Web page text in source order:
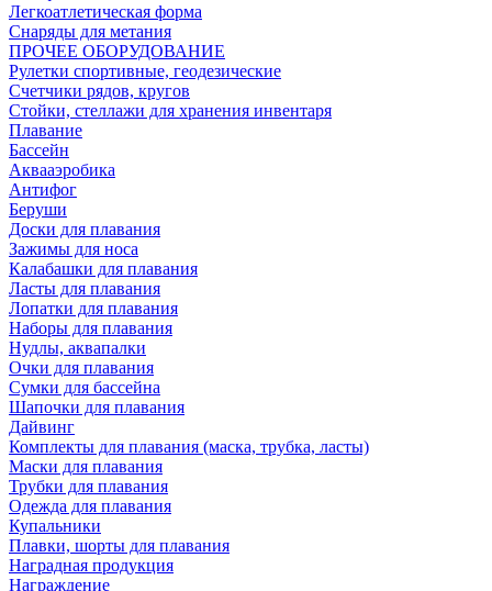
Легкоатлетическая форма
Снаряды для метания
ПРОЧЕЕ ОБОРУДОВАНИЕ
Рулетки спортивные, геодезические
Счетчики рядов, кругов
Стойки, стеллажи для хранения инвентаря
Плавание
Бассейн
Аквааэробика
Антифог
Беруши
Доски для плавания
Зажимы для носа
Калабашки для плавания
Ласты для плавания
Лопатки для плавания
Наборы для плавания
Нудлы, аквапалки
Очки для плавания
Сумки для бассейна
Шапочки для плавания
Дайвинг
Комплекты для плавания (маска, трубка, ласты)
Маски для плавания
Трубки для плавания
Одежда для плавания
Купальники
Плавки, шорты для плавания
Наградная продукция
Награждение